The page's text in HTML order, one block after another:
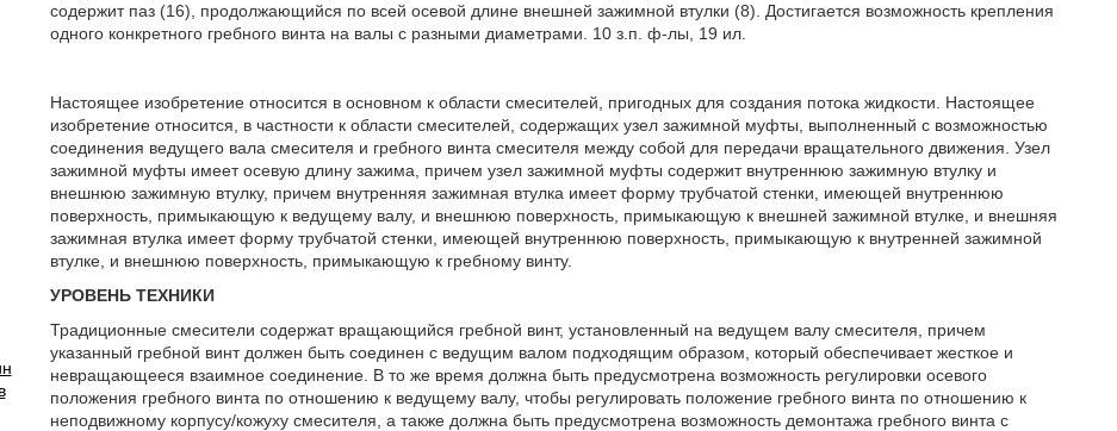
содержит паз (16), продолжающийся по всей осевой длине внешней зажимной втулки (8). Достигается возможность крепления
одного конкретного гребного винта на валы с разными диаметрами. 10 з.п. ф-лы, 19 ил.
Настоящее изобретение относится в основном к области смесителей, пригодных для создания потока жидкости. Настоящее
изобретение относится, в частности к области смесителей, содержащих узел зажимной муфты, выполненный c возможностью
соединения ведущего вала смесителя и гребного винта смесителя между собой для передачи вращательного движения. Узел
зажимной муфты имеет осевую длину зажима, причем узел зажимной муфты содержит внутреннюю зажимную втулку и
внешнюю зажимную втулку, причем внутренняя зажимная втулка имеет форму трубчатой стенки, имеющей внутреннюю
поверхность, примыкающую к ведущему валу, и внешнюю поверхность, примыкающую к внешней зажимной втулке, и внешняя
зажимная втулка имеет форму трубчатой стенки, имеющей внутреннюю поверхность, примыкающую к внутренней зажимной
втулке, и внешнюю поверхность, примыкающую к гребному винту.
УРОВЕНЬ ТЕХНИКИ
Традиционные смесители содержат вращающийся гребной винт, установленный на ведущем валу смесителя, причем
указанный гребной винт должен быть соединен с ведущим валом подходящим образом, который обеспечивает жесткое и
невращающееся взаимное соединение. В то же время должна быть предусмотрена возможность регулировки осевого
положения гребного винта по отношению к ведущему валу, чтобы регулировать положение гребного винта по отношению к
неподвижному корпусу/кожуху смесителя, а также должна быть предусмотрена возможность демонтажа гребного винта с